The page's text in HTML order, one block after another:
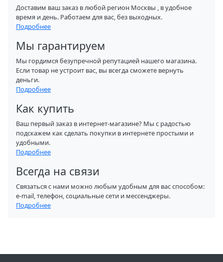
Доставим ваш заказ в любой регион Москвы , в удобное
время и день. Работаем для вас, без выходных.
Подробнее
Мы гарантируем
Мы гордимся безупречной репутацией нашего магазина.
Если товар не устроит вас, вы всегда сможете вернуть
деньги.
Подробнее
Как купить
Ваш первый заказ в интернет-магазине? Мы с радостью
подскажем как сделать покупки в интернете простыми и
удобными.
Подробнее
Всегда на связи
Связаться с нами можно любым удобным для вас способом:
e-mail, телефон, социальные сети и мессенджеры.
Подробнее